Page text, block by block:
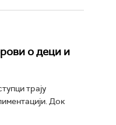
о деци и
трају
Док